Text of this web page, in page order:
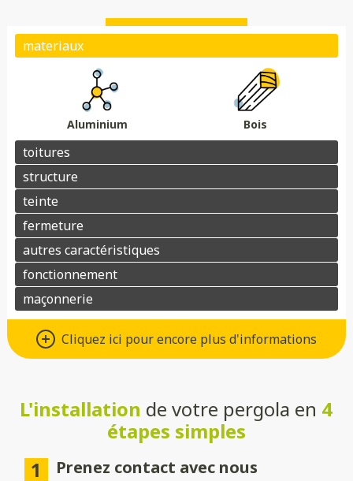
Aluminium Bois
Électrique avec téléphone
Électrique avec télécommande
Cliquez ici pour encore plus d'informations
Matériaux : Aluminium ou bois
Choisissez l’aluminium pour une pergola au design moderne,
cas, ces matériaux allient esthétisme et durabilité.
Toitures : Rigide, bioclimatique ou
toile
L'installation de votre pergola en 4
étapes simples
Prenez contact avec nous